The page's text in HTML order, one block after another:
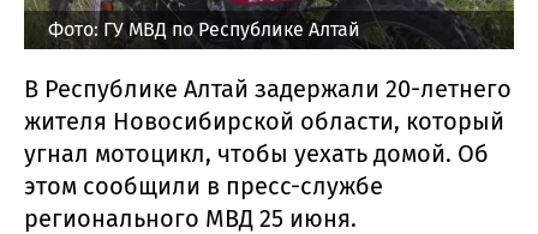
Фото: ГУ МВД по Республике Алтай
В Республике Алтай задержали 20-летнего
жителя Новосибирской области, который
угнал мотоцикл, чтобы уехать домой. Об
этом сообщили в пресс-службе
регионального МВД 25 июня.